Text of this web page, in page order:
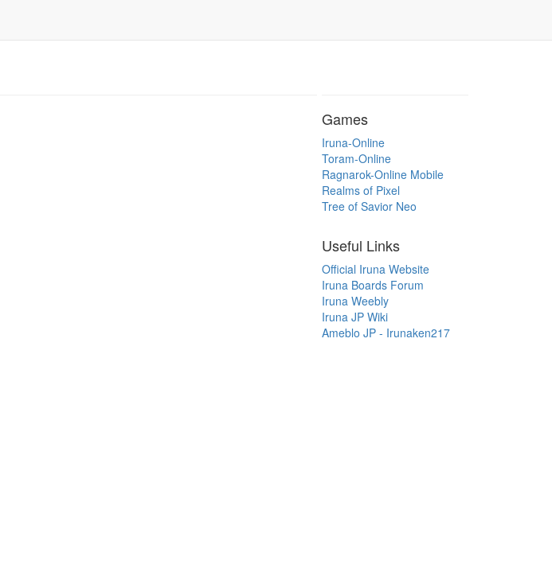
Games
Iruna-Online
Toram-Online
Ragnarok-Online Mobile
Realms of Pixel
Tree of Savior Neo
Useful Links
Official Iruna Website
Iruna Boards Forum
Iruna Weebly
Iruna JP Wiki
Ameblo JP - Irunaken217